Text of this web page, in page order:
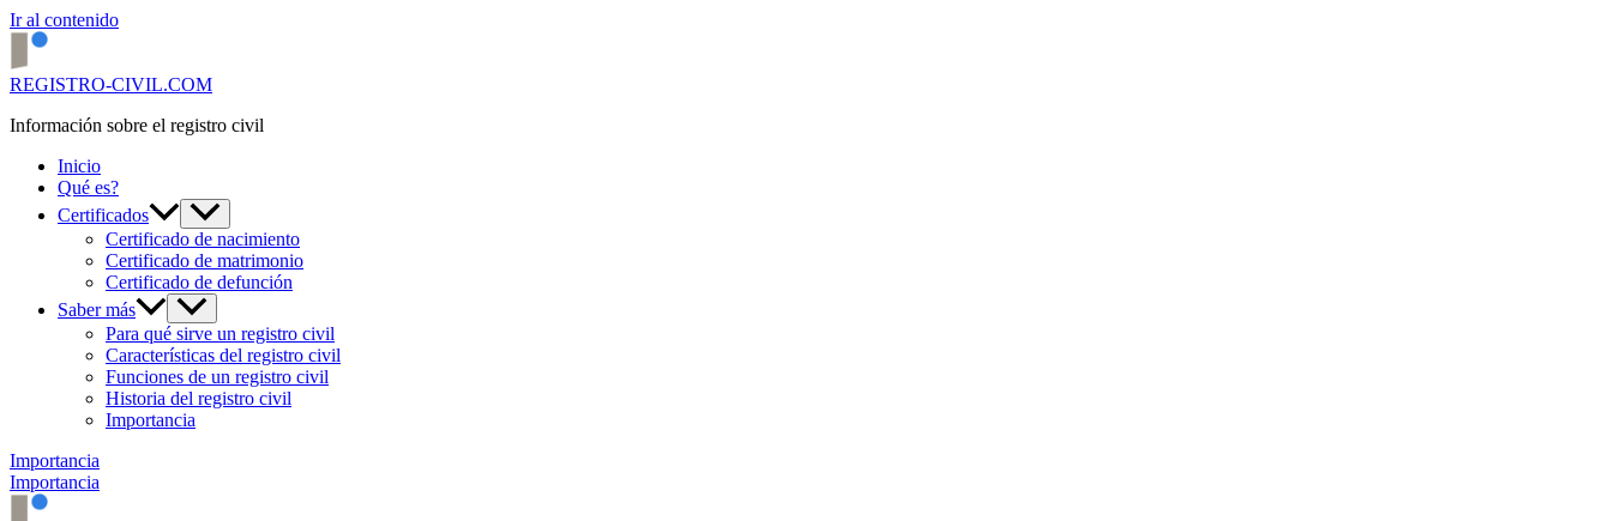
Ir al contenido
REGISTRO-CIVIL.COM
Información sobre el registro civil
Inicio
Qué es?
Certificados
Certificado de nacimiento
Certificado de matrimonio
Certificado de defunción
Saber más
Para qué sirve un registro civil
Características del registro civil
Funciones de un registro civil
Historia del registro civil
Importancia
Importancia
Importancia